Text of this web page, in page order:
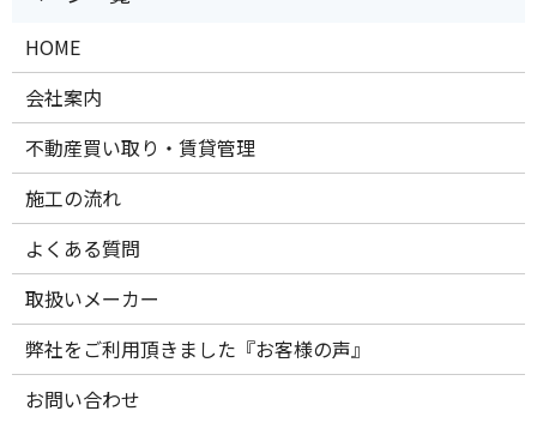
HOME
会社案内
不動産買い取り・賃貸管理
施工の流れ
よくある質問
取扱いメーカー
弊社をご利用頂きました『お客様の声』
お問い合わせ